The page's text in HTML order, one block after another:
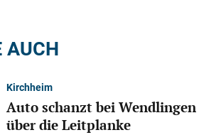
AUCH
Kirchheim
Auto schanzt bei Wendlingen
über die Leitplanke